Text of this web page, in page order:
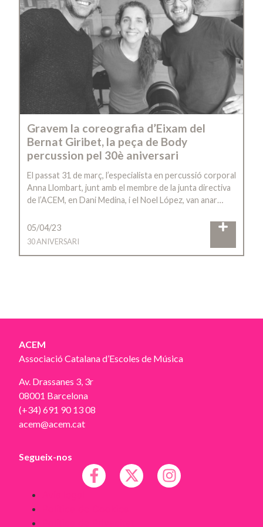
Gravem la coreografia d’Eixam del
Bernat Giribet, la peça de Body
percussion pel 30è aniversari
El passat 31 de març, l’especialista en percussió corporal
Anna Llombart, junt amb el membre de la junta directiva
de l’ACEM, en Dani Medina, i el Noel López, van anar…
05/04/23
30 ANIVERSARI
ACEM
Associació Catalana d’Escoles de Música
Av. Drassanes 3, 3r
08001 Barcelona
(+34) 691 90 13 08
acem@acem.cat
Segueix-nos